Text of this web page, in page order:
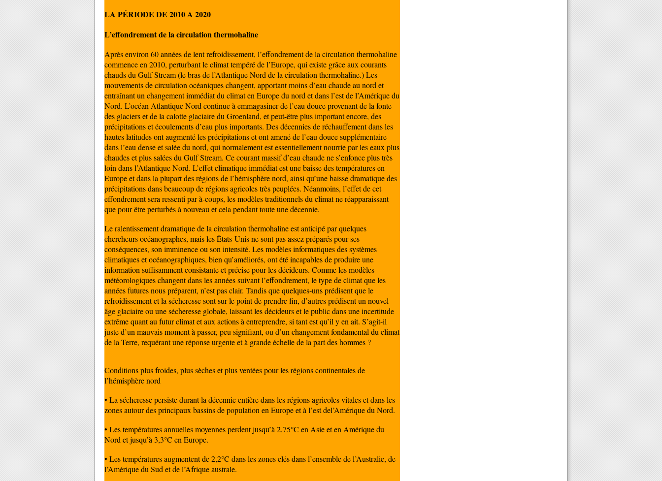
LA PÉRIODE DE 2010 A 2020
L’effondrement de la circulation thermohaline
Après environ 60 années de lent refroidissement, l’effondrement de la circulation thermohaline
commence en 2010, perturbant le climat tempéré de l’Europe, qui existe grâce aux courants
chauds du Gulf Stream (le bras de l’Atlantique Nord de la circulation thermohaline.) Les
mouvements de circulation océaniques changent, apportant moins d’eau chaude au nord et
entraînant un changement immédiat du climat en Europe du nord et dans l’est de l’Amérique du
Nord. L’océan Atlantique Nord continue à emmagasiner de l’eau douce provenant de la fonte
des glaciers et de la calotte glaciaire du Groenland, et peut-être plus important encore, des
précipitations et écoulements d’eau plus importants. Des décennies de réchauffement dans les
hautes latitudes ont augmenté les précipitations et ont amené de l’eau douce supplémentaire
dans l’eau dense et salée du nord, qui normalement est essentiellement nourrie par les eaux plus
chaudes et plus salées du Gulf Stream. Ce courant massif d’eau chaude ne s’enfonce plus très
loin dans l’Atlantique Nord. L’effet climatique immédiat est une baisse des températures en
Europe et dans la plupart des régions de l’hémisphère nord, ainsi qu’une baisse dramatique des
précipitations dans beaucoup de régions agricoles très peuplées. Néanmoins, l’effet de cet
effondrement sera ressenti par à-coups, les modèles traditionnels du climat ne réapparaissant
que pour être perturbés à nouveau et cela pendant toute une décennie.
Le ralentissement dramatique de la circulation thermohaline est anticipé par quelques
chercheurs océanographes, mais les États-Unis ne sont pas assez préparés pour ses
conséquences, son imminence ou son intensité. Les modèles informatiques des systèmes
climatiques et océanographiques, bien qu’améliorés, ont été incapables de produire une
information suffisamment consistante et précise pour les décideurs. Comme les modèles
météorologiques changent dans les années suivant l’effondrement, le type de climat que les
années futures nous préparent, n’est pas clair. Tandis que quelques-uns prédisent que le
refroidissement et la sécheresse sont sur le point de prendre fin, d’autres prédisent un nouvel
âge glaciaire ou une sécheresse globale, laissant les décideurs et le public dans une incertitude
extrême quant au futur climat et aux actions à entreprendre, si tant est qu’il y en ait. S’agit-il
juste d’un mauvais moment à passer, peu signifiant, ou d’un changement fondamental du climat
de la Terre, requérant une réponse urgente et à grande échelle de la part des hommes ?
Conditions plus froides, plus sèches et plus ventées pour les régions continentales de
l’hémisphère nord
• La sécheresse persiste durant la décennie entière dans les régions agricoles vitales et dans les
zones autour des principaux bassins de population en Europe et à l’est del’Amérique du Nord.
• Les températures annuelles moyennes perdent jusqu’à 2,75°C en Asie et en Amérique du
Nord et jusqu’à 3,3°C en Europe.
• Les températures augmentent de 2,2°C dans les zones clés dans l’ensemble de l’Australie, de
l’Amérique du Sud et de l’Afrique australe.